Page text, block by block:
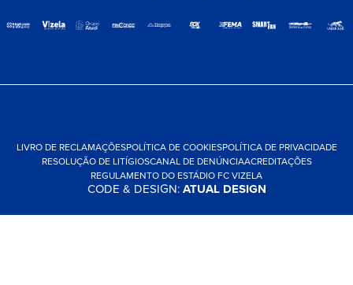
LIVRO DE RECLAMAÇÕESPOLÍTICA DE COOKIESPOLÍTICA DE PRIVACIDADE
RESOLUÇÃO DE LITÍGIOSCANAL DE DENÚNCIAACREDITAÇÕES
REGULAMENTO DO ESTÁDIO FC VIZELA
CODE & DESIGN:ATUAL DESIGN